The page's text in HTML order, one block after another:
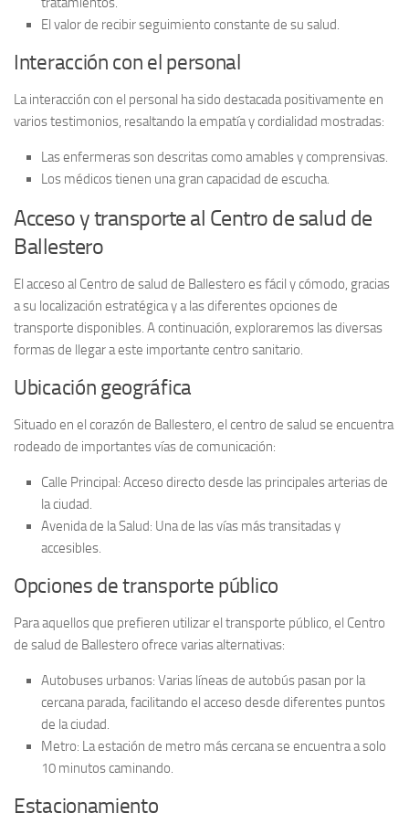
El valor de recibir seguimiento constante de su salud.
Interacción con el personal
Lainteracción con el personal ha sido destacada positivamente en
varios testimonios, resaltando la empatía y cordialidad mostradas:
Las enfermeras son descritas como amables y comprensivas.
Los médicos tienen una gran capacidad de escucha.
Acceso y transporte al Centro de salud de
Ballestero
El acceso al Centro de salud de Ballestero es fácil y cómodo, gracias
a su localización estratégica y a las diferentes opciones de
transporte disponibles. A continuación, exploraremos las diversas
formas de llegar a este importante centro sanitario.
Ubicación geográfica
Situado en el corazón de Ballestero, el centro de salud se encuentra
rodeado de importantes vías de comunicación:
Calle Principal: Acceso directo desde las principales arterias de
la ciudad.
Avenida de la Salud: Una de las vías más transitadas y
accesibles.
Opciones de transporte público
Para aquellos que prefieren utilizar el transporte público, el Centro
de salud de Ballestero ofrece varias alternativas:
Autobuses urbanos: Varias líneas de autobús pasan por la
cercana parada, facilitando el acceso desde diferentes puntos
de la ciudad.
Metro: La estación de metro más cercana se encuentra a solo
10 minutos caminando.
Estacionamiento